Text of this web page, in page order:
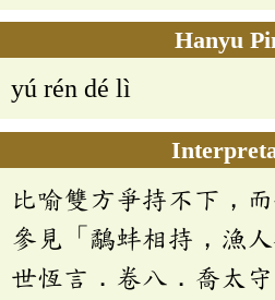
Hanyu
yú rén dé lì
比喻雙方爭持不下，而
參見「鷸蚌相持，漁
世恆言．卷八．喬太